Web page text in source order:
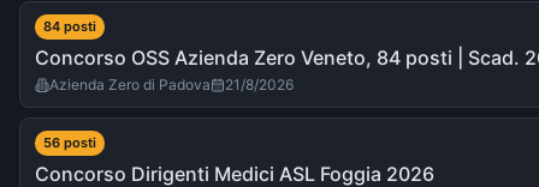
84 posti
Concorso OSS Azienda Zero Veneto, 84 posti | Scad.
Azienda Zero di Padova 21/8/2026
56 posti
Concorso Dirigenti Medici ASL Foggia 2026